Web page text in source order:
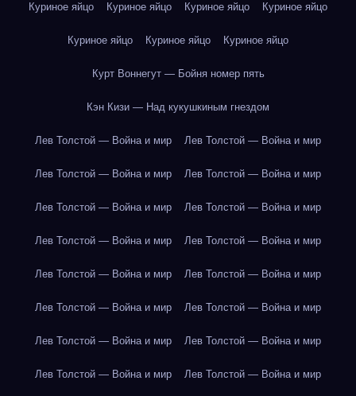
Куриное яйцо Куриное яйцо Куриное яйцо Куриное яйцо
Куриное яйцо Куриное яйцо Куриное яйцо
Курт Воннегут — Бойня номер пять
Кэн Кизи — Над кукушкиным гнездом
Лев Толстой — Война и мир Лев Толстой — Война и мир
Лев Толстой — Война и мир Лев Толстой — Война и мир
Лев Толстой — Война и мир Лев Толстой — Война и мир
Лев Толстой — Война и мир Лев Толстой — Война и мир
Лев Толстой — Война и мир Лев Толстой — Война и мир
Лев Толстой — Война и мир Лев Толстой — Война и мир
Лев Толстой — Война и мир Лев Толстой — Война и мир
Лев Толстой — Война и мир Лев Толстой — Война и мир